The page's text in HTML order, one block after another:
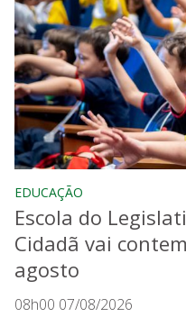
EDUCAÇÃO
Escola do
Cidadã vai
agosto
08h00 07/08/2026